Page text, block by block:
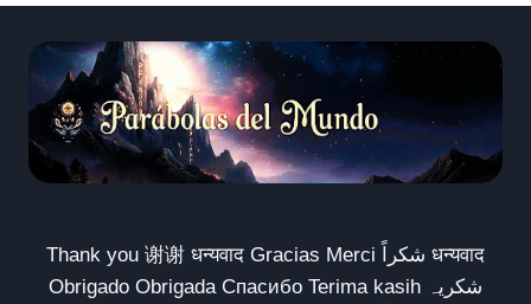
Thank you 谢谢 धन्यवाद Gracias Merci شكراً धन्यवाद
Obrigado Obrigada Спасибо Terima kasih شکریہ